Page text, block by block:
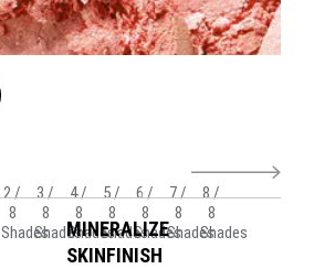
2 /
8
Shades
3 /
8
Shades
4 /
8
Shades
5 /
8
Shades
6 /
8
Shades
7 /
8
Shades
8 /
8
Shades
MINERALIZE
SKINFINISH